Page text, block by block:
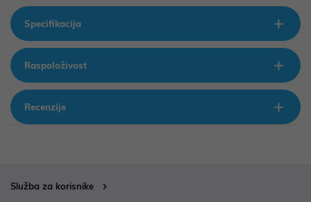
Specifikacija
Raspoloživost
Recenzije
Služba za korisnike